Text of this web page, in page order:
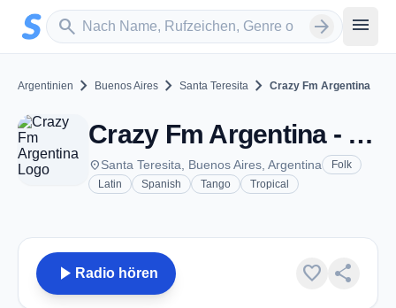
Zum Hauptinhalt springen
search
Sender suchen arrow_forward menu
Argentinien chevron_right Buenos Aires chevron_right Santa Teresita chevron_right Crazy Fm Argentina
Crazy Fm Argentina - FM 96.5 - Santa Teresita
placeSanta Teresita, Buenos Aires, Argentina
Folk
Latin
Spanish Tango Tropical
play_arrow Radio hören favorite share